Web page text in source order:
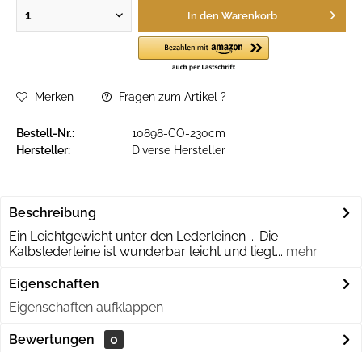
In den Warenkorb
Merken Fragen zum Artikel ?
Bestell-Nr.:
10898-CO-230cm
Hersteller:
Diverse Hersteller
Beschreibung
Ein Leichtgewicht unter den Lederleinen ... Die
Kalbslederleine ist wunderbar leicht und liegt... mehr
Eigenschaften
Eigenschaften aufklappen
Bewertungen
0